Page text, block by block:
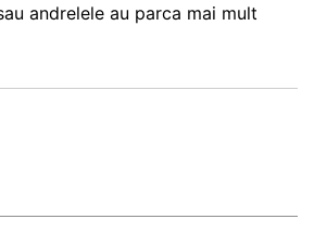
andrelele au parca mai mult